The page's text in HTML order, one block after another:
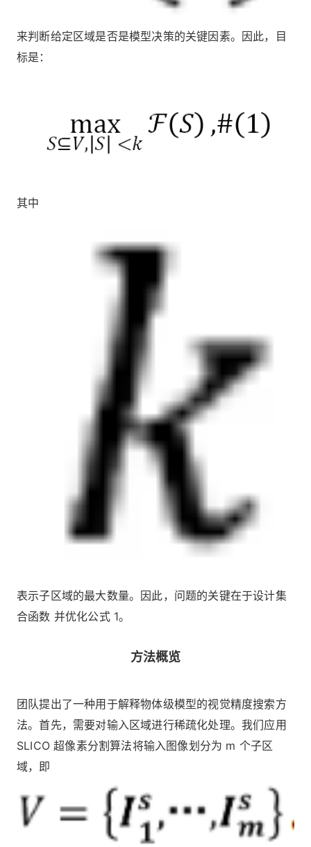
来判断给定区域是否是模型决策的关键因素。因此，目
标是：
其中
表示子区域的最大数量。因此，问题的关键在于设计集
合函数 并优化公式 1。
方法概览
团队提出了一种用于解释物体级模型的视觉精度搜索方
法。首先，需要对输入区域进行稀疏化处理。我们应用
SLICO 超像素分割算法将输入图像划分为 m 个子区
域，即